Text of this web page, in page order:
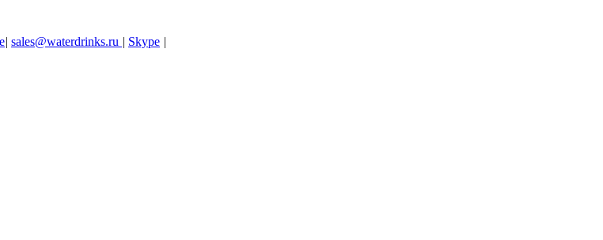
| sales@waterdrinks.ru | Skype |